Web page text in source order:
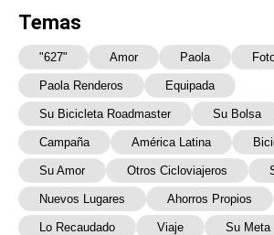
Temas
"627" Amor Paola
Paola Renderos Equipada
Su Bicicleta Roadmaster Su Bolsa
Campaña América Latina
Su Amor Otros Cicloviajeros
Nuevos Lugares Ahorros Propios
Lo Recaudado Viaje Su Meta